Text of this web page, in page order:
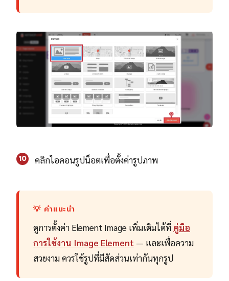
10 คลิกไอคอนรูปน็อตเพื่อตั้งค่ารูปภาพ
💡 คำแนะนำ
ดูการตั้งค่า Element Image เพิ่มเติมได้ที่ คู่มือ
การใช้งาน Image Element — และเพื่อความ
สวยงาม ควรใช้รูปที่มีสัดส่วนเท่ากันทุกรูป